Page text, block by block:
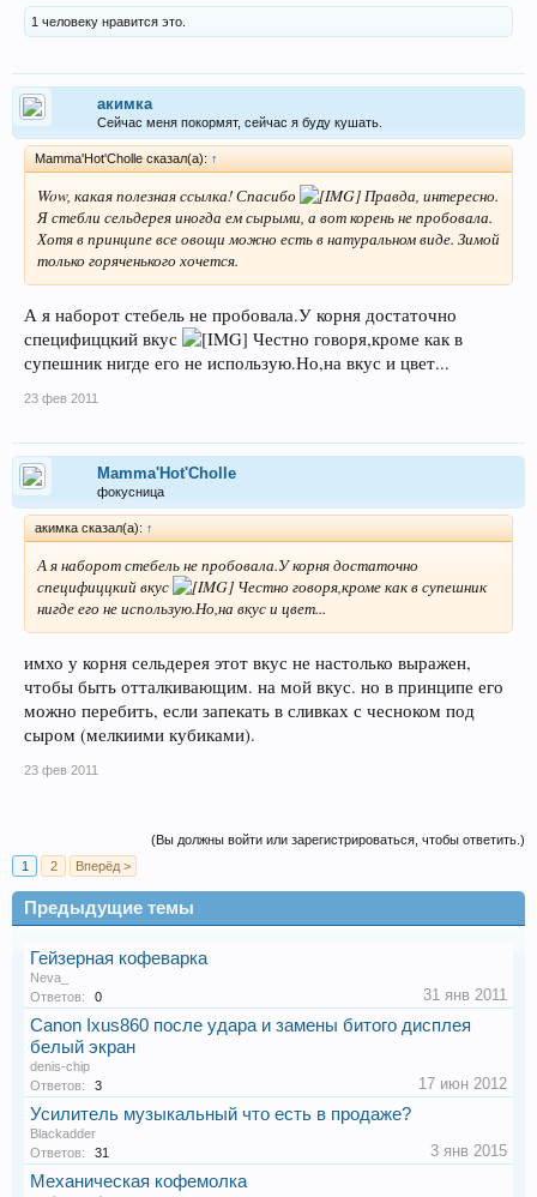
1 человеку нравится это.
акимка
Сейчас меня покормят, сейчас я буду кушать.
Mamma'Hot'Cholle сказал(а): ↑
Wow, какая полезная ссылка! Спасибо
Правда, интересно.
Я стебли сельдерея иногда ем сырыми, а вот корень не пробовала.
Хотя в принципе все овощи можно есть в натуральном виде. Зимой
только горяченького хочется.
А я наборот стебель не пробовала.У корня достаточно
специфиццкий вкус
Честно говоря,кроме как в
супешник нигде его не использую.Но,на вкус и цвет...
23 фев 2011
Mamma'Hot'Cholle
фокусница
акимка сказал(а): ↑
А я наборот стебель не пробовала.У корня достаточно
специфиццкий вкус
Честно говоря,кроме как в супешник
нигде его не использую.Но,на вкус и цвет...
имхо у корня сельдерея этот вкус не настолько выражен,
чтобы быть отталкивающим. на мой вкус. но в принципе его
можно перебить, если запекать в сливках с чесноком под
сыром (мелкиими кубиками).
23 фев 2011
(Вы должны войти или зарегистрироваться, чтобы ответить.)
1
2 Вперёд >
Предыдущие темы
Гейзерная кофеварка
Neva_
Ответов:
0 31 янв 2011
Canon Ixus860 после удара и замены битого дисплея
белый экран
denis-chip
Ответов:
3 17 июн 2012
Усилитель музыкальный что есть в продаже?
Blackadder
Ответов:
31 3 янв 2015
Механическая кофемолка